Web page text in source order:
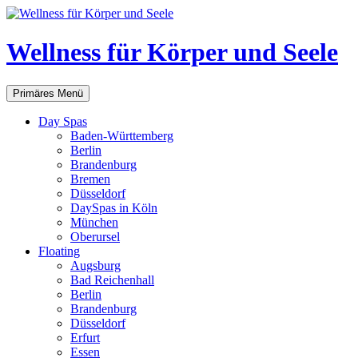
Zum
springen
Wellness für Körper und Seele
Suchen
Primäres Menü
Day Spas
Baden-Württemberg
Berlin
Brandenburg
Bremen
Düsseldorf
DaySpas in Köln
München
Oberursel
Floating
Augsburg
Bad Reichenhall
Berlin
Brandenburg
Düsseldorf
Erfurt
Essen